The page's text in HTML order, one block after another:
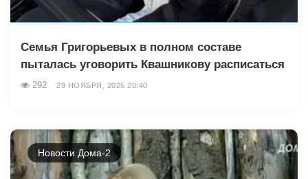
Семья Григорьевых в полном составе
пыталась уговорить Квашникову расписаться
292 29 НОЯБРЯ, 2025 20:40
Новости Дома-2